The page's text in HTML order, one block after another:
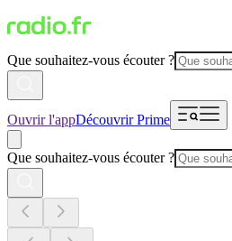
Que souhaitez-vous écouter ?
Ouvrir l'appDécouvrir Prime
Que souhaitez-vous écouter ?